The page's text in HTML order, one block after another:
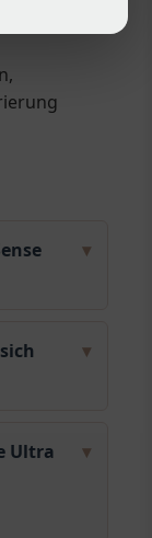
▾
▾
▾
Ultra